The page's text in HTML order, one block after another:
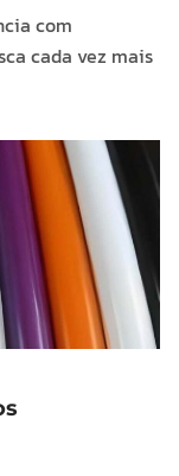
com
cada vez mais